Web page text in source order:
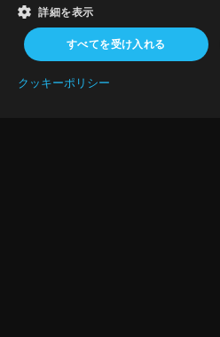
詳細を表示
すべてを受け入れる
クッキーポリシー